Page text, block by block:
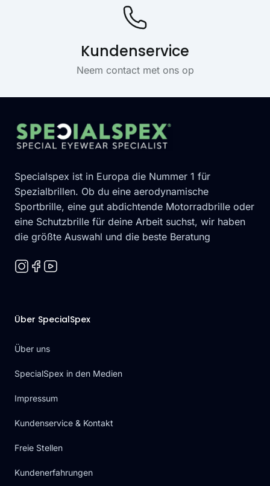
Kundenservice
Neem contact met ons op
Specialspex ist in Europa die Nummer 1 für
Spezialbrillen. Ob du eine aerodynamische
Sportbrille, eine gut abdichtende Motorradbrille oder
eine Schutzbrille für deine Arbeit suchst, wir haben
die größte Auswahl und die beste Beratung
Über SpecialSpex
Über uns
SpecialSpex in den Medien
Impressum
Kundenservice & Kontakt
Freie Stellen
Kundenerfahrungen